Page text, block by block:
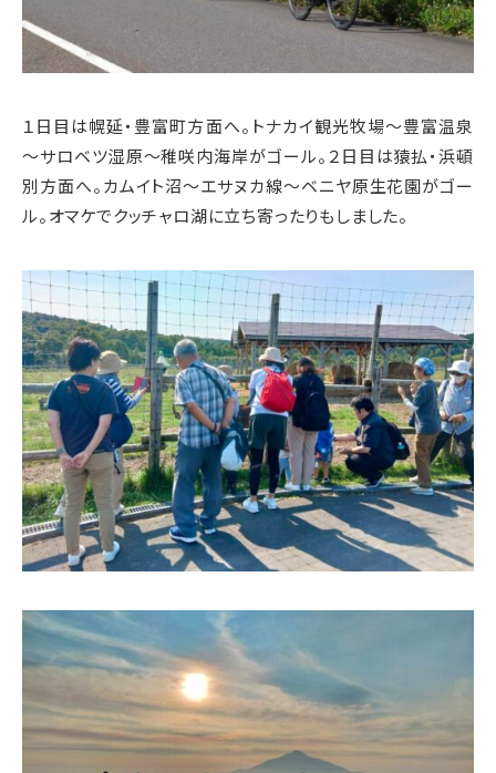
１日目は幌延・豊富町方面へ。トナカイ観光牧場～豊富温泉
～サロベツ湿原～稚咲内海岸がゴール。２日目は猿払・浜頓
別方面へ。カムイト沼～エサヌカ線～ベニヤ原生花園がゴー
ル。オマケでクッチャロ湖に立ち寄ったりもしました。